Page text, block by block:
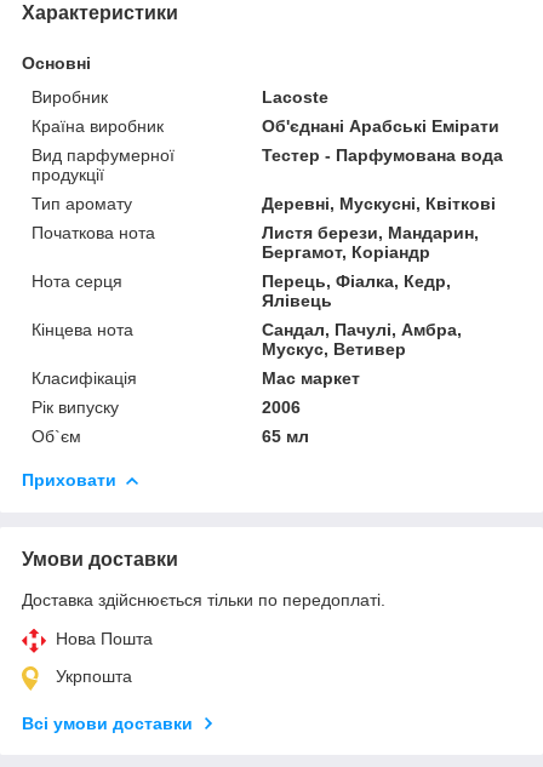
Характеристики
Основні
Виробник
Lacoste
Країна виробник
Об'єднані Арабські Емірати
Вид парфумерної
продукції
Тестер - Парфумована вода
Тип аромату
Деревні, Мускусні, Квіткові
Початкова нота
Листя берези, Мандарин,
Бергамот, Коріандр
Нота серця
Перець, Фіалка, Кедр,
Ялівець
Кінцева нота
Сандал, Пачулі, Амбра,
Мускус, Ветивер
Класифікація
Мас маркет
Рік випуску
2006
Об`єм
65 мл
Приховати
Умови доставки
Доставка здійснюється тільки по передоплаті.
Нова Пошта
Укрпошта
Всі умови доставки